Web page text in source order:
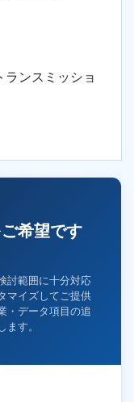
ンスミッショ
希望です
討範囲に十分対応
マイズしてご提供
・データ項目の追
す。